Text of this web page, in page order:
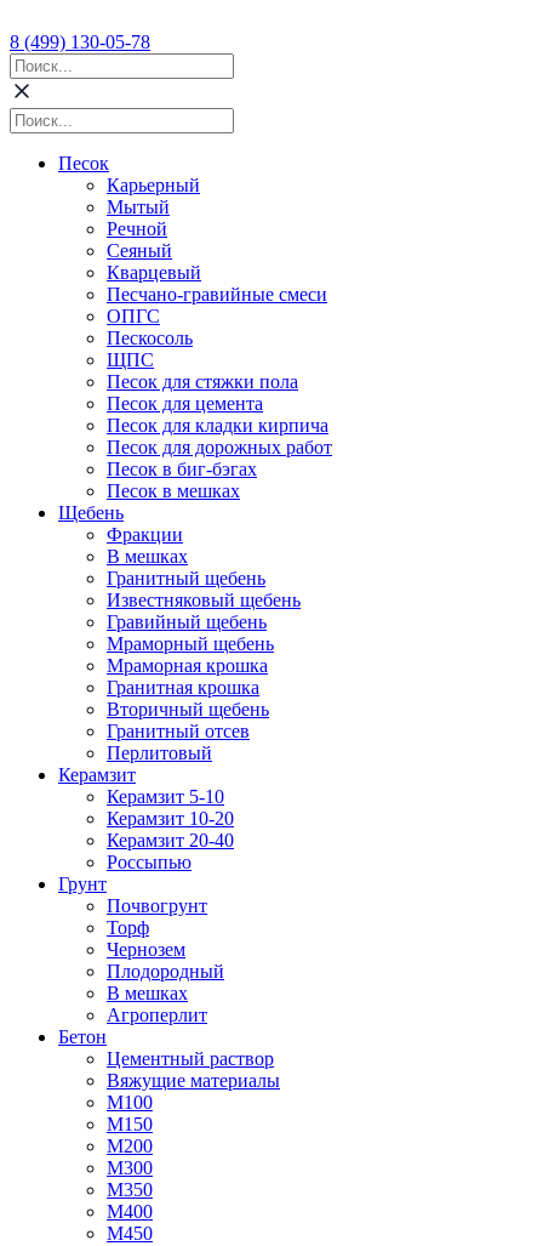
8 (499) 130-05-78
Песок
Карьерный
Мытый
Речной
Сеяный
Кварцевый
Песчано-гравийные смеси
ОПГС
Пескосоль
ЩПС
Песок для стяжки пола
Песок для цемента
Песок для кладки кирпича
Песок для дорожных работ
Песок в биг-бэгах
Песок в мешках
Щебень
Фракции
В мешках
Гранитный щебень
Известняковый щебень
Гравийный щебень
Мраморный щебень
Мраморная крошка
Гранитная крошка
Вторичный щебень
Гранитный отсев
Перлитовый
Керамзит
Керамзит 5-10
Керамзит 10-20
Керамзит 20-40
Россыпью
Грунт
Почвогрунт
Торф
Чернозем
Плодородный
В мешках
Агроперлит
Бетон
Цементный раствор
Вяжущие материалы
М100
М150
М200
М300
М350
М400
М450